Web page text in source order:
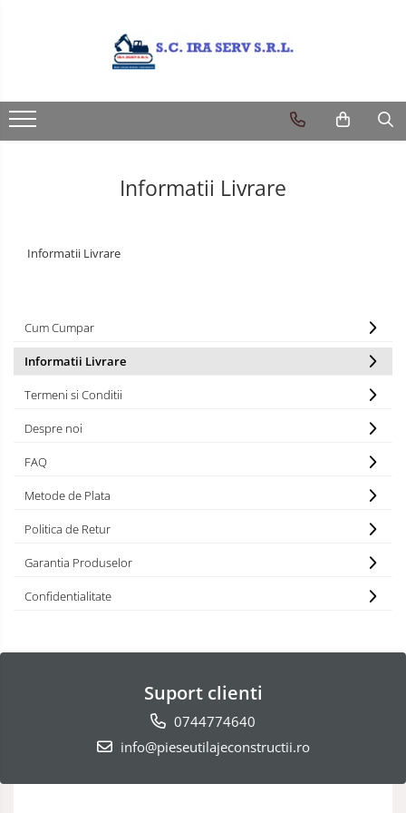
PIESE CATERPILLAR
PIESE CASE/NEW HOLLAND/FIAT-
PIESE JCB
PIESE TEREX
Informatii Livrare
Informatii Livrare
Cum Cumpar
Informatii Livrare
Termeni si Conditii
Despre noi
FAQ
Metode de Plata
Politica de Retur
Garantia Produselor
Confidentialitate
Suport clienti
0744774640
info@pieseutilajeconstructii.ro